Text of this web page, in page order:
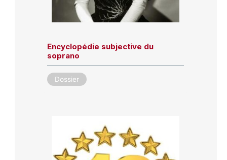
Encyclopédie subjective du
soprano
Dossier